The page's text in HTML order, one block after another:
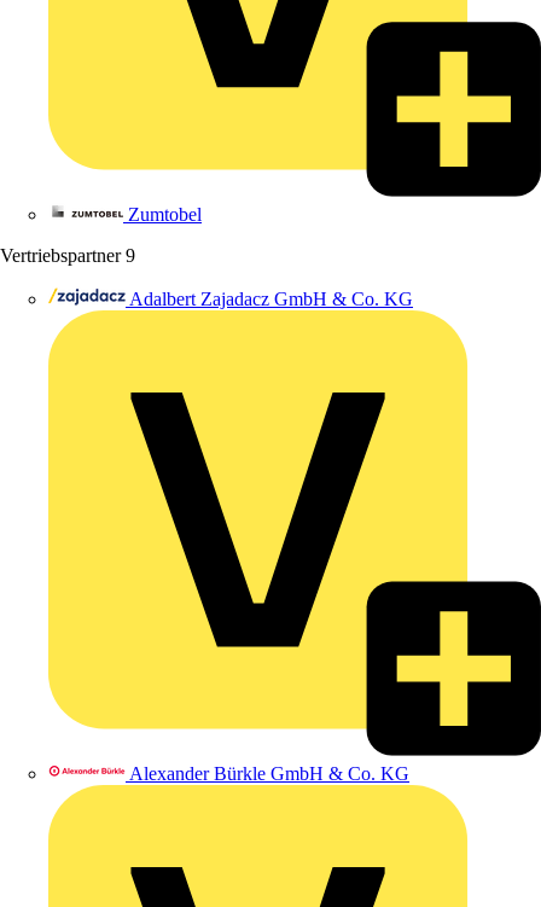
Zumtobel
Vertriebspartner 9
Adalbert Zajadacz GmbH & Co. KG
Alexander Bürkle GmbH & Co. KG